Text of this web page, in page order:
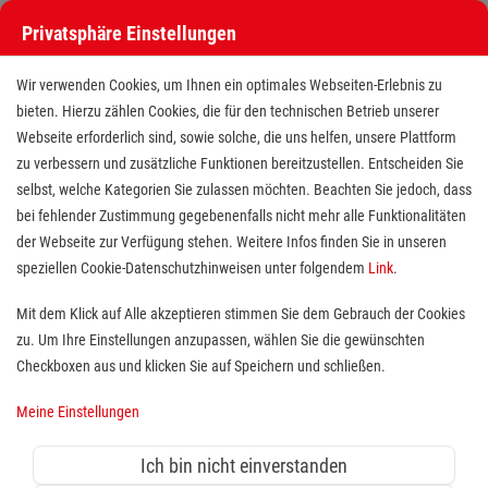
Stellenangebote bei den Maltesern
Stellenangebote bei den Maltesern
Finde deutschlandweit offene Stellen bei einem der größten
Arbeitgeber im Gesundheits- und Sozialwesen in Vollzeit,
Teilzeit, als Minijob, Trainee oder FSJ!
Suche
Jobs suchen
Privatsphäre Einstellungen
Wir verwenden Cookies, um Ihnen ein optimales Webseiten-Erlebnis zu
bieten. Hierzu zählen Cookies, die für den technischen Betrieb unserer
Webseite erforderlich sind, sowie solche, die uns helfen, unsere Plattform
zu verbessern und zusätzliche Funktionen bereitzustellen. Entscheiden Sie
selbst, welche Kategorien Sie zulassen möchten. Beachten Sie jedoch, dass
bei fehlender Zustimmung gegebenenfalls nicht mehr alle Funktionalitäten
der Webseite zur Verfügung stehen. Weitere Infos finden Sie in unseren
speziellen Cookie-Datenschutzhinweisen unter folgendem Link.
Mit dem Klick auf Alle akzeptieren stimmen Sie dem Gebrauch der Cookies
zu. Um Ihre Einstellungen anzupassen, wählen Sie die gewünschten
Checkboxen aus und klicken Sie auf Speichern und schließen.
Meine Einstellungen
Ich bin nicht einverstanden